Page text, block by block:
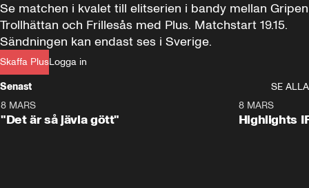
Skaffa PlusLogga in
Se matchen i kvalet till elitserien i bandy mellan Gripen
Trollhättan och Frillesås med Plus. Matchstart 19.15.
Sändningen kan endast ses i Sverige.
Senast
SE ALLA
8 MARS
"Det är så jävla gött"
8 MARS
Highlights